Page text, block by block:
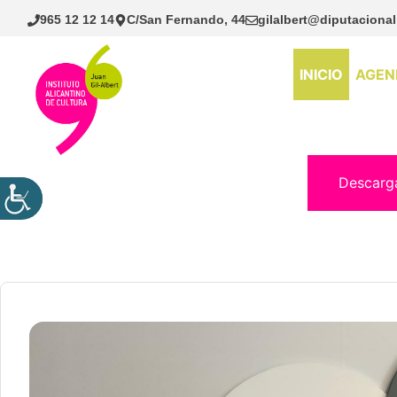
Saltar
965 12 12 14 C/San Fernando, 44
INICIO